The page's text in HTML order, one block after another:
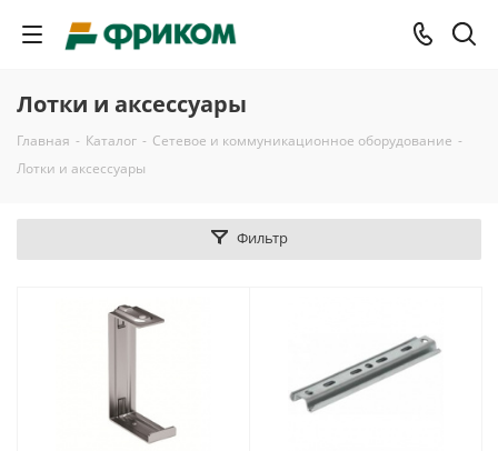
Лотки и аксессуары
Главная - Каталог - Сетевое и коммуникационное оборудование -
Лотки и аксессуары
Фильтр